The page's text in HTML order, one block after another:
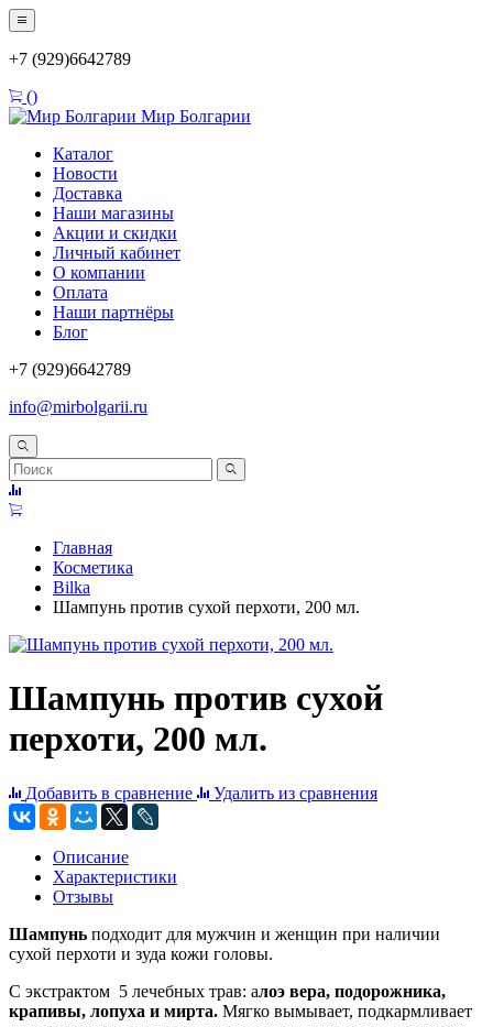
+7 (929)6642789
()
Мир Болгарии
Каталог
Новости
Доставка
Наши магазины
Акции и скидки
Личный кабинет
О компании
Оплата
Наши партнёры
Блог
+7 (929)6642789
info@mirbolgarii.ru
Главная
Косметика
Bilka
Шампунь против сухой перхоти, 200 мл.
Шампунь против сухой
перхоти, 200 мл.
Добавить в сравнение Удалить из сравнения
Описание
Характеристики
Отзывы
Шампунь подходит для мужчин и женщин при наличии
сухой перхоти и зуда кожи головы.
С экстрактом 5 лечебных трав: алоэ вера, подорожника,
крапивы, лопуха и мирта. Мягко вымывает, подкармливает